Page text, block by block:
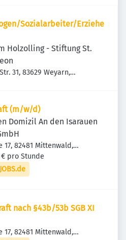
Sozialarbeiter/Erziehe
Holzolling - Stiftung St.
31, 83629 Weyarn,
(m/w/d)
Domizil An den Isarauen
17, 82481 Mittenwald,
€ pro Stunde
nach §43b/53b SGB XI
17, 82481 Mittenwald,